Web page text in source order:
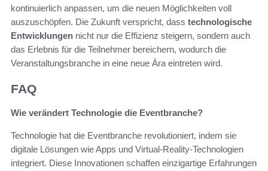
kontinuierlich anpassen, um die neuen Möglichkeiten voll
auszuschöpfen. Die Zukunft verspricht, dass technologische
Entwicklungen nicht nur die Effizienz steigern, sondern auch
das Erlebnis für die Teilnehmer bereichern, wodurch die
Veranstaltungsbranche in eine neue Ära eintreten wird.
FAQ
Wie verändert Technologie die Eventbranche?
Technologie hat die Eventbranche revolutioniert, indem sie
digitale Lösungen wie Apps und Virtual-Reality-Technologien
integriert. Diese Innovationen schaffen einzigartige Erfahrungen